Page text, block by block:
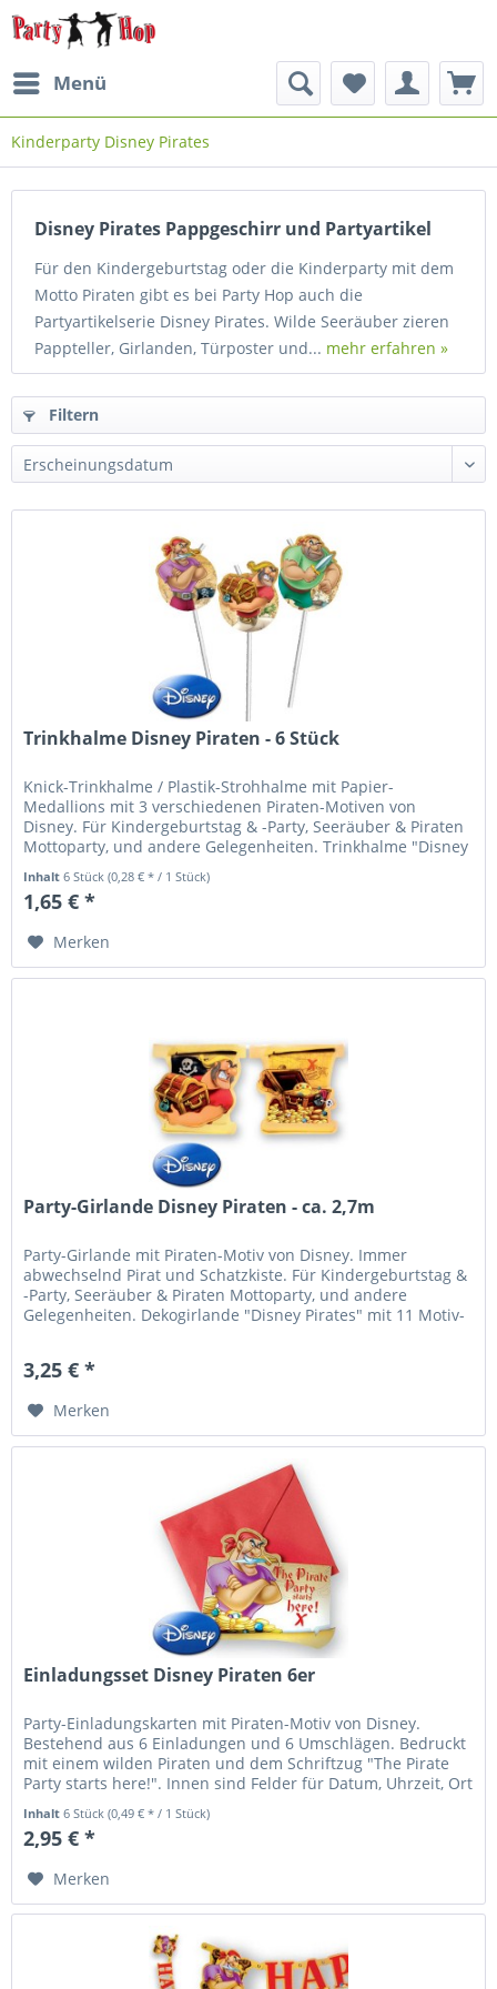
Menü
Kinderparty Disney Pirates
Disney Pirates Pappgeschirr und Partyartikel
Für den Kindergeburtstag oder die Kinderparty mit dem
Motto Piraten gibt es bei Party Hop auch die
Partyartikelserie Disney Pirates. Wilde Seeräuber zieren
Pappteller, Girlanden, Türposter und... mehr erfahren »
Filtern
Trinkhalme Disney Piraten - 6 Stück
Knick-Trinkhalme / Plastik-Strohhalme mit Papier-
Medallions mit 3 verschiedenen Piraten-Motiven von
Disney. Für Kindergeburtstag & -Party, Seeräuber & Piraten
Mottoparty, und andere Gelegenheiten. Trinkhalme "Disney
Inhalt6 Stück(0,28 € * / 1 Stück)
1,65 € *
Merken
Party-Girlande Disney Piraten - ca. 2,7m
Party-Girlande mit Piraten-Motiv von Disney. Immer
abwechselnd Pirat und Schatzkiste. Für Kindergeburtstag &
-Party, Seeräuber & Piraten Mottoparty, und andere
Gelegenheiten. Dekogirlande "Disney Pirates" mit 11 Motiv-
3,25 € *
Merken
Einladungsset Disney Piraten 6er
Party-Einladungskarten mit Piraten-Motiv von Disney.
Bestehend aus 6 Einladungen und 6 Umschlägen. Bedruckt
mit einem wilden Piraten und dem Schriftzug "The Pirate
Party starts here!". Innen sind Felder für Datum, Uhrzeit, Ort
Inhalt6 Stück(0,49 € * / 1 Stück)
2,95 € *
Merken